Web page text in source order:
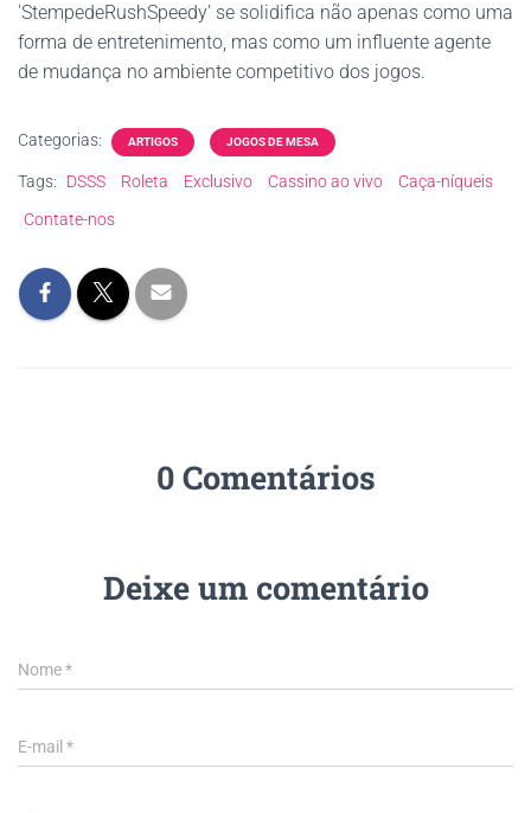
'StempedeRushSpeedy' se solidifica não apenas como uma
forma de entretenimento, mas como um influente agente
de mudança no ambiente competitivo dos jogos.
Categorias: ARTIGOS JOGOS DE MESA
Tags: DSSS Roleta Exclusivo Cassino ao vivo
Caça-níqueis
Contate-nos
0 Comentários
Deixe um comentário
Nome*
E-mail *